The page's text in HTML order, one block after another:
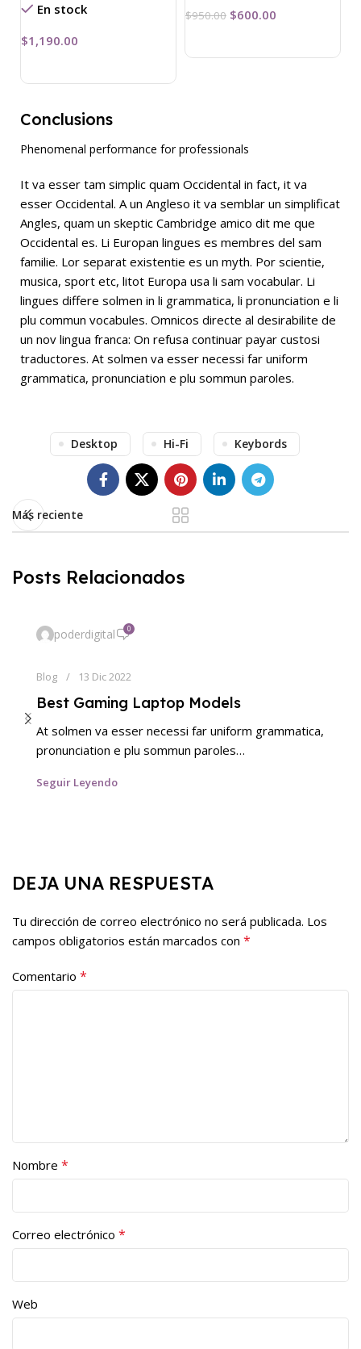
En stock
$1,190.00
$950.00 $600.00
Conclusions
Phenomenal performance for professionals
It va esser tam simplic quam Occidental in fact, it va
esser Occidental. A un Angleso it va semblar un simplificat
Angles, quam un skeptic Cambridge amico dit me que
Occidental es. Li Europan lingues es membres del sam
familie. Lor separat existentie es un myth. Por scientie,
musica, sport etc, litot Europa usa li sam vocabular. Li
lingues differe solmen in li grammatica, li pronunciation e li
plu commun vocabules. Omnicos directe al desirabilite de
un nov lingua franca: On refusa continuar payar custosi
traductores. At solmen va esser necessi far uniform
grammatica, pronunciation e plu sommun paroles.
Desktop Hi-Fi Keybords
Más reciente
Posts Relacionados
poderdigital 0
Blog 13 Dic 2022
Best Gaming Laptop Models
At solmen va esser necessi far uniform grammatica,
pronunciation e plu sommun paroles…
Seguir Leyendo
DEJA UNA RESPUESTA
Tu dirección de correo electrónico no será publicada. Los
campos obligatorios están marcados con *
Comentario *
Nombre *
Correo electrónico *
Web